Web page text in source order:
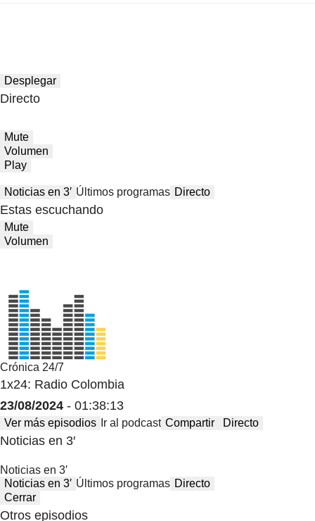
Desplegar
Directo
Mute
Volumen
Play
Noticias en 3′ Últimos programas Directo
Estas escuchando
Mute
Volumen
Crónica 24/7
1x24: Radio Colombia
23/08/2024 - 01:38:13
Ver más episodios Ir al podcast Compartir Directo
Noticias en 3′
Noticias en 3′
Noticias en 3′ Últimos programas Directo
Cerrar
Otros episodios